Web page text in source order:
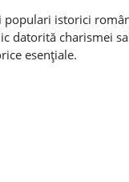
populari istorici
datorită charismei
esenţiale.